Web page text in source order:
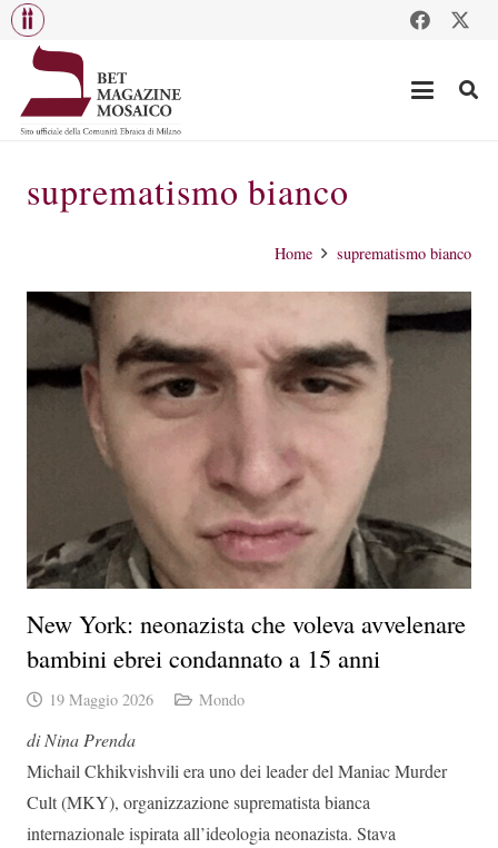
suprematismo bianco
Home suprematismo bianco
New York: neonazista che voleva avvelenare
bambini ebrei condannato a 15 anni
19 Maggio 2026 Mondo
di Nina Prenda
Michail Ckhikvishvili era uno dei leader del Maniac Murder
Cult (MKY), organizzazione suprematista bianca
internazionale ispirata all’ideologia neonazista. Stava